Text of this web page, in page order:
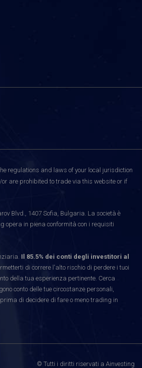
regulations and laws of your local jurisdiction
are prohibited to trade via this website or if
Blvd., 1407 Sofia, Bulgaria. La società è
opera in piena conformità con i requisiti
Il 85.5% dei conti degli investitori al
di correre l'alto rischio di perdere i tuoi
della tua esperienza pertinente. Cerca
conto delle tue circostanze personali,
di decidere di fare o meno trading in
© Tutti i diritti riservati a Ainvesting